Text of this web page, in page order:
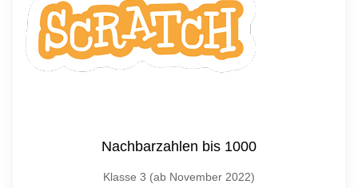
Nachbarzahlen bis 1000
Klasse 3 (ab November 2022)